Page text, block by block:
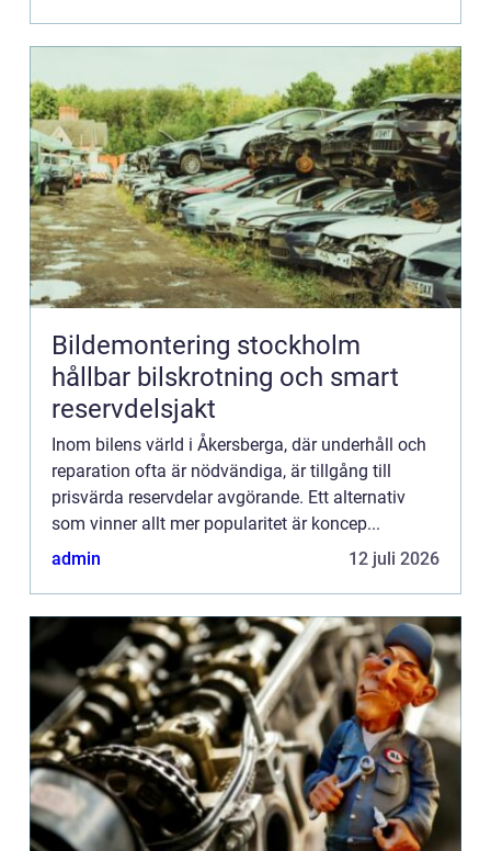
Bildemontering stockholm
hållbar bilskrotning och smart
reservdelsjakt
Inom bilens värld i Åkersberga, där underhåll och
reparation ofta är nödvändiga, är tillgång till
prisvärda reservdelar avgörande. Ett alternativ
som vinner allt mer popularitet är koncep...
admin
12 juli 2026